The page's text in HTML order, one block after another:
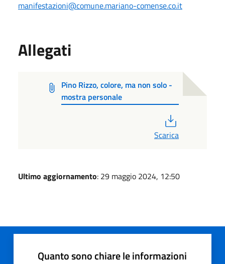
manifestazioni@comune.mariano-comense.co.it
Allegati
Pino Rizzo, colore, ma non solo -
mostra personale
Scarica
Ultimo aggiornamento: 29 maggio 2024, 12:50
Quanto sono chiare le informazioni